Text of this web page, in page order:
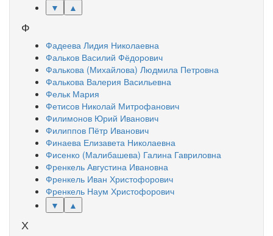
▼
▲
Ф
Фадеева Лидия Николаевна
Фальков Василий Фёдорович
Фалькова (Михайлова) Людмила Петровна
Фалькова Валерия Васильевна
Фельк Мария
Фетисов Николай Митрофанович
Филимонов Юрий Иванович
Филиппов Пётр Иванович
Финаева Елизавета Николаевна
Фисенко (Малибашева) Галина Гавриловна
Френкель Августина Ивановна
Френкель Иван Христофорович
Френкель Наум Христофорович
▼
▲
Х